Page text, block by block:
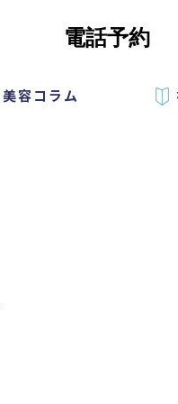
電話予約
美容コラム